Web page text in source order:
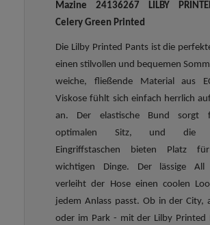
Mazine 24136267 LILBY
Celery Green Printed
Die Lilby Printed Pants ist die
einen stilvollen und bequemen
weiche, fließende Material aus
Viskose fühlt sich einfach herrlich
an. Der elastische Bund sorgt
optimalen Sitz, und die
Eingriffstaschen bieten Platz
wichtigen Dinge. Der lässige All
verleiht der Hose einen coolen
jedem Anlass passt. Ob in der City,
oder im Park - mit der Lilby Printed